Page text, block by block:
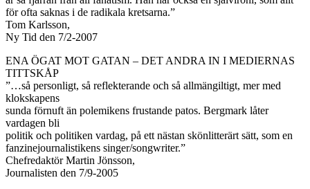
för ofta saknas i de radikala kretsarna.”
Tom Karlsson,
Ny Tid den 7/2-2007
ENA ÖGAT MOT GATAN – DET ANDRA IN I MEDIERNAS
TITTSKÅP
”…så personligt, så reflekterande och så allmängiltigt, mer med
klokskapens
sunda förnuft än polemikens frustande patos. Bergmark låter
vardagen bli
politik och politiken vardag, på ett nästan skönlitterärt sätt, som en
fanzinejournalistikens singer/songwriter.”
Chefredaktör Martin Jönsson,
Journalisten den 7/9-2005